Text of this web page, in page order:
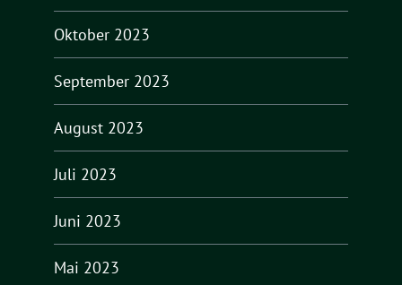
Oktober 2023
September 2023
August 2023
Juli 2023
Juni 2023
Mai 2023